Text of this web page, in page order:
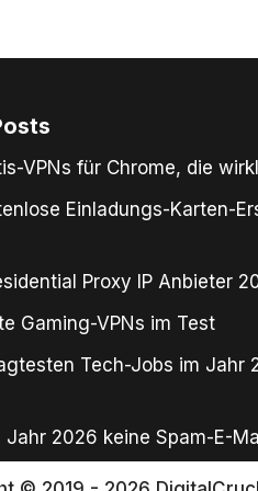
VPNs für Chrome, die
Einladungs-Karten-
Proxy IP Anbieter
Gaming-VPNs im Test
Tech-Jobs im Jahr
Jahr 2026 keine Spam-E-